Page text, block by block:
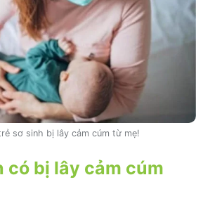
sơ sinh bị lây cảm cúm từ mẹ!
có bị lây cảm cúm